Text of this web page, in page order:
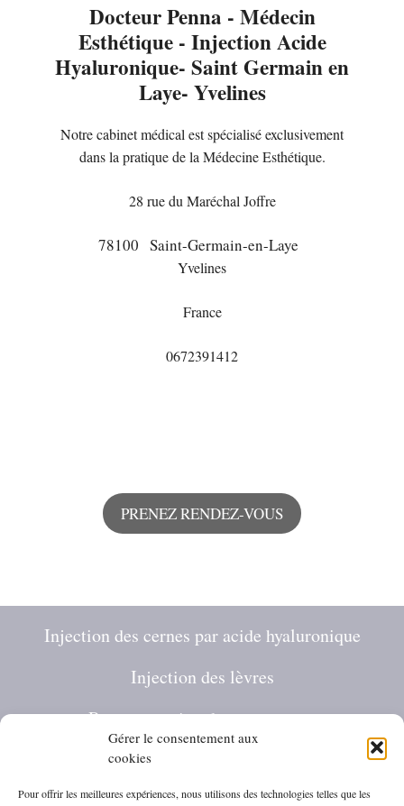
Gérer le consentement aux
cookies
Pour offrir les meilleures expériences, nous utilisons des technologies telles que les
Docteur Penna - Médecin
Esthétique - Injection Acide
Hyaluronique- Saint Germain en
Laye- Yvelines
Notre cabinet médical est spécialisé exclusivement
dans la pratique de la Médecine Esthétique.
28 rue du Maréchal Joffre
78100 Saint-Germain-en-Laye
Yvelines
France
0672391412
PRENEZ RENDEZ-VOUS
Injection des cernes par acide hyaluronique
Injection des lèvres
Restructuration des pommettes
Jawline contouring
Masculinisation du visage homme